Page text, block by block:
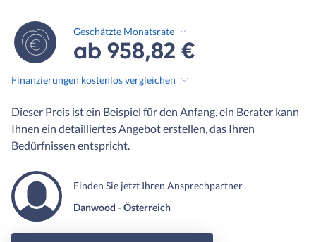
Geschätzte Monatsrate
ab 958,82 €
Finanzierungen kostenlos vergleichen
Dieser Preis ist ein Beispiel für den Anfang, ein Berater kann
Ihnen ein detailliertes Angebot erstellen, das Ihren
Bedürfnissen entspricht.
Finden Sie jetzt Ihren Ansprechpartner
Danwood - Österreich